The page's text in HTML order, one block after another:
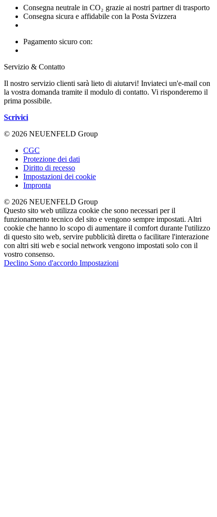
Consegna neutrale in CO₂ grazie ai nostri partner di trasporto
Consegna sicura e affidabile con la Posta Svizzera
Pagamento sicuro con:
Servizio & Contatto
Il nostro servizio clienti sarà lieto di aiutarvi! Inviateci un'e-mail con
la vostra domanda tramite il modulo di contatto. Vi risponderemo il
prima possibile.
Scrivici
© 2026 NEUENFELD Group
CGC
Protezione dei dati
Diritto di recesso
Impostazioni dei cookie
Impronta
© 2026 NEUENFELD Group
Questo sito web utilizza cookie che sono necessari per il
funzionamento tecnico del sito e vengono sempre impostati. Altri
cookie che hanno lo scopo di aumentare il comfort durante l'utilizzo
di questo sito web, servire pubblicità diretta o facilitare l'interazione
con altri siti web e social network vengono impostati solo con il
vostro consenso.
Declino Sono d'accordo Impostazioni